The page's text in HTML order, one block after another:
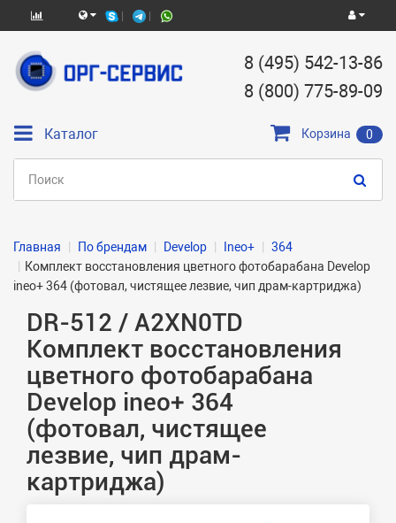
8 (495) 542-13-86
8 (800) 775-89-09
Каталог Корзина 0
Главная По брендам Develop Ineo+
364
Комплект восстановления цветного фотобарабана Develop
ineo+ 364 (фотовал, чистящее лезвие, чип драм-картриджа)
DR-512 / A2XN0TD
Комплект восстановления
цветного фотобарабана
Develop ineo+ 364
(фотовал, чистящее
лезвие, чип драм-
картриджа)